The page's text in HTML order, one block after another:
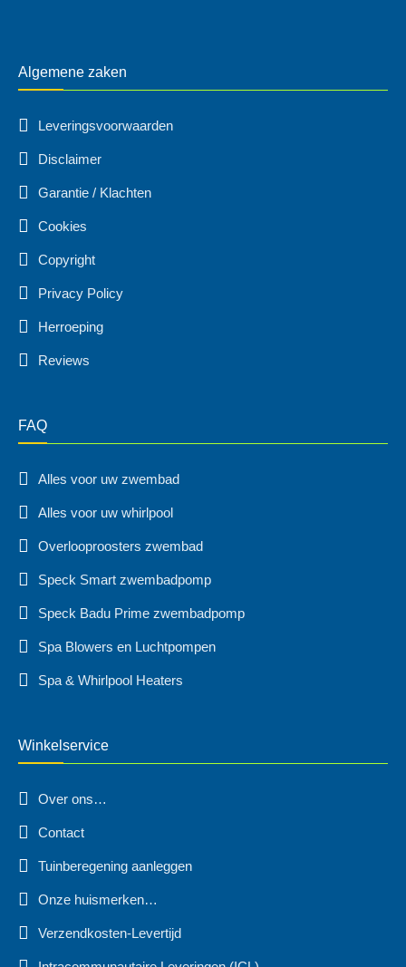
Algemene zaken
Leveringsvoorwaarden
Disclaimer
Garantie / Klachten
Cookies
Copyright
Privacy Policy
Herroeping
Reviews
FAQ
Alles voor uw zwembad
Alles voor uw whirlpool
Overlooproosters zwembad
Speck Smart zwembadpomp
Speck Badu Prime zwembadpomp
Spa Blowers en Luchtpompen
Spa & Whirlpool Heaters
Winkelservice
Over ons…
Contact
Tuinberegening aanleggen
Onze huismerken…
Verzendkosten-Levertijd